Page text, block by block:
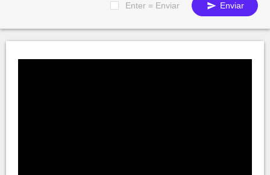
Enter = Enviar Enviar